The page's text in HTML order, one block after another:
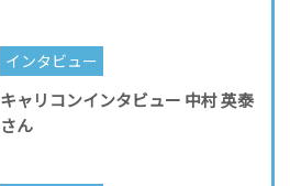
インタビュー
キャリコンインタビュー 中村 英泰
さん